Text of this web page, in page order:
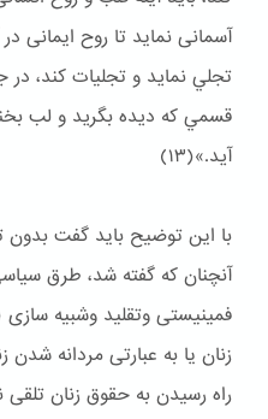
آسمانی نماید تا روح ایمانی
تجلي نمايد و تجليات كند،
قسمي كه ديده بگريد و لب
آيد.»(١٣)
با این توضیح باید گفت بدون
آنچنان که گفته شد، طرق
زنان یا به عبارتی مردانه شدن
راه رسیدن به حقوق زنان